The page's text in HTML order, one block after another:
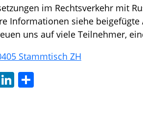
im Rechtsverkehr mit
Informationen siehe beigefügte
uns auf viele Teilnehmer,
Stammtisch ZH
FacebookLinkedIn